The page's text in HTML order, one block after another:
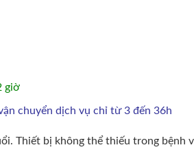
giờ
chuyển dịch vụ chỉ từ 3 đến 36h
Thiết bị không thể thiếu trong bệnh